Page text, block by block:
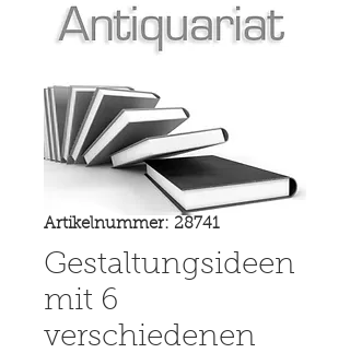
Artikelnummer: 28741
Gestaltungsideen
mit 6
verschiedenen